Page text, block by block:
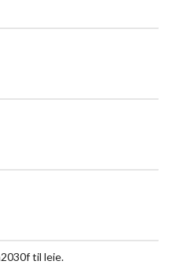
VELDIG POPULÆR
til leie.